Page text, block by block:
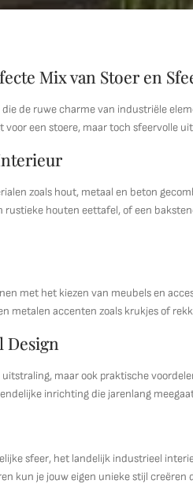
Mix van Stoer en
de ruwe charme van industriële
een stoere, maar toch sfeervolle
zoals hout, metaal en beton
rustieke houten eettafel, of een
met het kiezen van meubels en
metalen accenten zoals krukjes of
Design
maar ook praktische
inrichting die jarenlang
sfeer, het landelijk industrieel
kun je jouw eigen unieke stijl creëren